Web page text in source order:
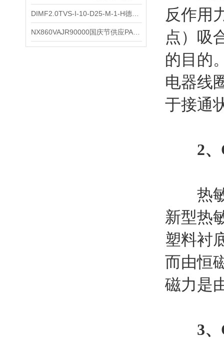
反作用
点）吸
的目的
电器线
于接通
2
热敏
新型热
塑料衬
而由恒
磁力是
3